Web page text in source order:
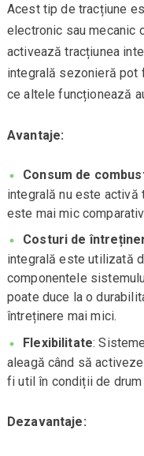
Acest tip de tracțiune
electronic sau mecanic
activează tracțiunea
integrală sezonieră pot
ce altele funcționează
Avantaje:
Consum de
integrală nu este
este mai mic
Costuri de
integrală este utilizată
componentele
poate duce la o
întreținere mai mici.
Flexibilitate:
aleagă când să
fi util în condiții de
Dezavantaje: